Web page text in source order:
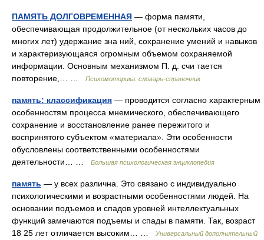
ПАМЯТЬ ДОЛГОВРЕМЕННАЯ — форма памяти,
обеспечивающая продолжительное (от нескольких часов до
многих лет) удержание зна ний, сохранение умений и навыков
и характеризующаяся огромным объемом сохраняемой
информации. Основным механизмом П. д. счи тается
повторение,… …
Психомоторика: cловарь-справочник
память: классификация — проводится согласно характерным
особенностям процесса мнемического, обеспечивающего
сохранение и восстановление ранее пережитого и
воспринятого субъектом «материала». Эти особенности
обусловлены соответственными особенностями
деятельности… …
Большая психологическая энциклопедия
память — у всех различна. Это связано с индивидуально
психологическими и возрастными особенностями людей. На
основании подъемов и спадов уровней интеллектуальных
функций замечаются подъемы и спады в памяти. Так, возраст
18 25 лет отличается высоким… …
Универсальный дополнительный